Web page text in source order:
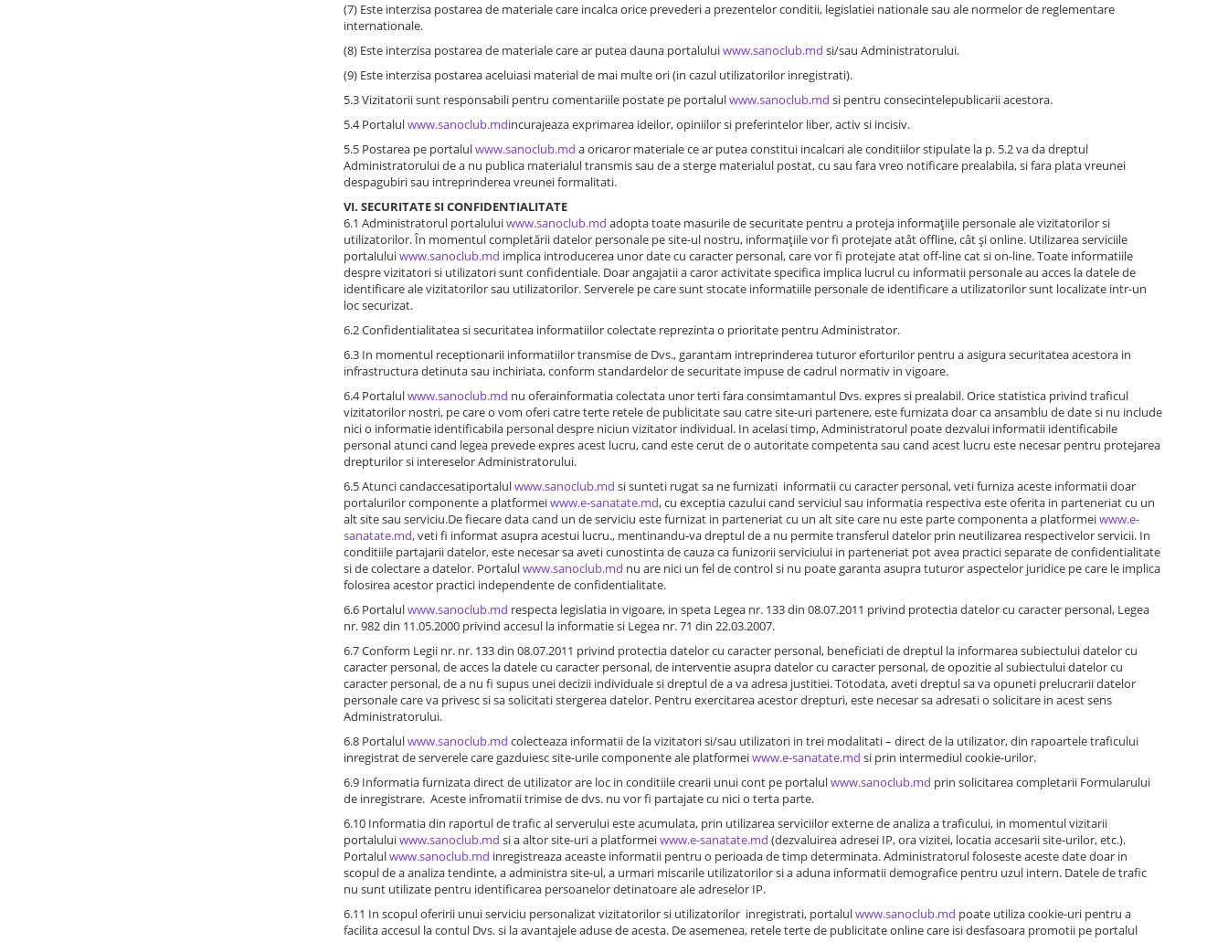
(7) Este interzisa postarea de materiale care incalca orice prevederi a prezentelor conditii, legislatiei nationale sau ale normelor de reglementare
internationale.
(8) Este interzisa postarea de materiale care ar putea dauna portaluluiwww.sanoclub.md si/sau Administratorului.
(9) Este interzisa postarea aceluiasi material de mai multe ori (in cazul utilizatorilor inregistrati).
5.3 Vizitatorii sunt responsabili pentru comentariile postate pe portalulwww.sanoclub.md si pentru consecintelepublicarii acestora.
5.4 Portalulwww.sanoclub.mdincurajeaza exprimarea ideilor, opiniilor si preferintelor liber, activ si incisiv.
5.5 Postarea pe portalulwww.sanoclub.md a oricaror materiale ce ar putea constitui incalcari ale conditiilor stipulate la p. 5.2 va da dreptul
Administratorului de a nu publica materialul transmis sau de a sterge materialul postat, cu sau fara vreo notificare prealabila, si fara plata vreunei
despagubiri sau intreprinderea vreunei formalitati.
VI. SECURITATE SI CONFIDENTIALITATE
6.1 Administratorul portaluluiwww.sanoclub.md adopta toate masurile de securitate pentru a proteja informaţiile personale ale vizitatorilor si
utilizatorilor. În momentul completării datelor personale pe site-ul nostru, informaţiile vor fi protejate atât offline, cât şi online. Utilizarea serviciile
portaluluiwww.sanoclub.md implica introducerea unor date cu caracter personal, care vor fi protejate atat off-line cat si on-line. Toate informatiile
despre vizitatori si utilizatori sunt confidentiale. Doar angajatii a caror activitate specifica implica lucrul cu informatii personale au acces la datele de
identificare ale vizitatorilor sau utilizatorilor. Serverele pe care sunt stocate informatiile personale de identificare a utilizatorilor sunt localizate intr-un
loc securizat.
6.2 Confidentialitatea si securitatea informatiilor colectate reprezinta o prioritate pentru Administrator.
6.3 In momentul receptionarii informatiilor transmise de Dvs., garantam intreprinderea tuturor eforturilor pentru a asigura securitatea acestora in
infrastructura detinuta sau inchiriata, conform standardelor de securitate impuse de cadrul normativ in vigoare.
6.4 Portalulwww.sanoclub.md nu oferainformatia colectata unor terti fara consimtamantul Dvs. expres si prealabil. Orice statistica privind traficul
vizitatorilor nostri, pe care o vom oferi catre terte retele de publicitate sau catre site-uri partenere, este furnizata doar ca ansamblu de date si nu include
nici o informatie identificabila personal despre niciun vizitator individual. In acelasi timp, Administratorul poate dezvalui informatii identificabile
personal atunci cand legea prevede expres acest lucru, cand este cerut de o autoritate competenta sau cand acest lucru este necesar pentru protejarea
drepturilor si intereselor Administratorului.
6.5 Atunci candaccesatiportalulwww.sanoclub.md si sunteti rugat sa ne furnizati informatii cu caracter personal, veti furniza aceste informatii doar
portalurilor componente a platformeiwww.e-sanatate.md, cu exceptia cazului cand serviciul sau informatia respectiva este oferita in parteneriat cu un
alt site sau serviciu.De fiecare data cand un de serviciu este furnizat in parteneriat cu un alt site care nu este parte componenta a platformeiwww.e-
sanatate.md, veti fi informat asupra acestui lucru., mentinandu-va dreptul de a nu permite transferul datelor prin neutilizarea respectivelor servicii. In
conditiile partajarii datelor, este necesar sa aveti cunostinta de cauza ca funizorii serviciului in parteneriat pot avea practici separate de confidentialitate
si de colectare a datelor. Portalulwww.sanoclub.md nu are nici un fel de control si nu poate garanta asupra tuturor aspectelor juridice pe care le implica
folosirea acestor practici independente de confidentialitate.
6.6 Portalulwww.sanoclub.md respecta legislatia in vigoare, in speta Legea nr. 133 din 08.07.2011 privind protectia datelor cu caracter personal, Legea
nr. 982 din 11.05.2000 privind accesul la informatie si Legea nr. 71 din 22.03.2007.
6.7 Conform Legii nr. nr. 133 din 08.07.2011 privind protectia datelor cu caracter personal, beneficiati de dreptul la informarea subiectului datelor cu
caracter personal, de acces la datele cu caracter personal, de interventie asupra datelor cu caracter personal, de opozitie al subiectului datelor cu
caracter personal, de a nu fi supus unei decizii individuale si dreptul de a va adresa justitiei. Totodata, aveti dreptul sa va opuneti prelucrarii datelor
personale care va privesc si sa solicitati stergerea datelor. Pentru exercitarea acestor drepturi, este necesar sa adresati o solicitare in acest sens
Administratorului.
6.8 Portalulwww.sanoclub.md colecteaza informatii de la vizitatori si/sau utilizatori in trei modalitati – direct de la utilizator, din rapoartele traficului
inregistrat de serverele care gazduiesc site-urile componente ale platformeiwww.e-sanatate.md si prin intermediul cookie-urilor.
6.9 Informatia furnizata direct de utilizator are loc in conditiile crearii unui cont pe portalulwww.sanoclub.md prin solicitarea completarii Formularului
de inregistrare. Aceste infromatii trimise de dvs. nu vor fi partajate cu nici o terta parte.
6.10 Informatia din raportul de trafic al serverului este acumulata, prin utilizarea serviciilor externe de analiza a traficului, in momentul vizitarii
portaluluiwww.sanoclub.md si a altor site-uri a platformeiwww.e-sanatate.md (dezvaluirea adresei IP, ora vizitei, locatia accesarii site-urilor, etc.).
Portalulwww.sanoclub.md inregistreaza aceaste informatii pentru o perioada de timp determinata. Administratorul foloseste aceste date doar in
scopul de a analiza tendinte, a administra site-ul, a urmari miscarile utilizatorilor si a aduna informatii demografice pentru uzul intern. Datele de trafic
nu sunt utilizate pentru identificarea persoanelor detinatoare ale adreselor IP.
6.11 In scopul oferirii unui serviciu personalizat vizitatorilor si utilizatorilor inregistrati, portalulwww.sanoclub.md poate utiliza cookie-uri pentru a
facilita accesul la contul Dvs. si la avantajele aduse de acesta. De asemenea, retele terte de publicitate online care isi desfasoara promotii pe portalul